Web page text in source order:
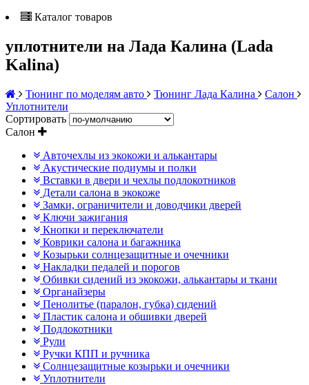
Каталог товаров
уплотнители на Лада Калина (Lada
Kalina)
Тюнинг по моделям авто Тюнинг Лада Калина
Салон
Уплотнители
Сортировать
Салон
Авточехлы из экокожи и алькантары
Акустические подиумы и полки
Вставки в двери и чехлы подлокотников
Детали салона в экокоже
Замки, ограничители и доводчики дверей
Ключи зажигания
Кнопки и переключатели
Коврики салона и багажника
Козырьки солнцезащитные и очечники
Накладки педалей и порогов
Обивки сидений из экокожи, алькантары и ткани
Органайзеры
Пенолитье (паралон, губка) сидений
Пластик салона и обшивки дверей
Подлокотники
Рули
Ручки КПП и ручника
Солнцезащитные козырьки и очечники
Уплотнители